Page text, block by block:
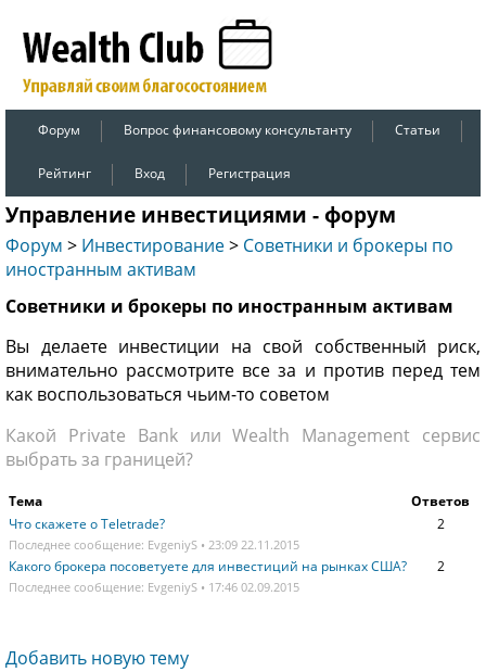
Форум Вопрос финансовому консультанту Статьи
Рейтинг Вход Регистрация
Управление инвестициями - форум
Форум > Инвестирование> Советники и брокеры по
иностранным активам
Советники и брокеры по иностранным активам
Вы делаете инвестиции на свой собственный риск,
внимательно рассмотрите все за и против перед тем
как воспользоваться чьим-то советом
Какой Private Bank или Wealth Management сервис
выбрать за границей?
Тема
Ответов
Что скажете о Teletrade?
2
Последнее сообщение: EvgeniyS • 23:09 22.11.2015
Какого брокера посоветуете для инвестиций на рынках США? 2
Последнее сообщение: EvgeniyS • 17:46 02.09.2015
Добавить новую тему